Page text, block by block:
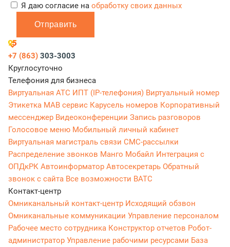
Я даю согласие на обработку своих данных
Отправить
+7 (863) 303-3003
Круглосуточно
Телефония для бизнеса
Виртуальная АТС ИПТ (IP-телефония) Виртуальный номер
Этикетка МАВ сервис Карусель номеров Корпоративный
мессенджер Видеоконференции Запись разговоров
Голосовое меню Мобильный личный кабинет
Виртуальная магистраль связи СМС-рассылки
Распределение звонков Манго Мобайл Интеграция с
ОПДкРК Автоинформатор Автосекретарь Обратный
звонок с сайта Все возможности ВАТС
Контакт-центр
Омниканальный контакт-центр Исходящий обзвон
Омниканальные коммуникации Управление персоналом
Рабочее место сотрудника Конструктор отчетов Робот-
администратор Управление рабочими ресурсами База